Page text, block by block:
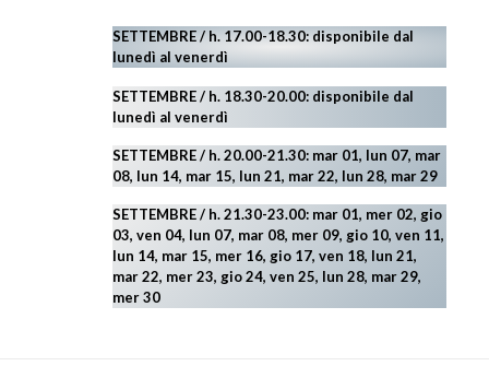
SETTEMBRE / h. 17.00-18.30: disponibile dal
lunedì al venerdì
SETTEMBRE / h. 18.30-20.00: disponibile dal
lunedì al venerdì
SETTEMBRE / h. 20.00-21.30: mar 01, lun 07, mar
08, lun 14, mar 15, lun 21, mar 22, lun 28, mar 29
SETTEMBRE / h. 21.30-23.00: mar 01, mer 02, gio
03, ven 04, lun 07, mar 08, mer 09, gio 10, ven 11,
lun 14, mar 15, mer 16, gio 17, ven 18, lun 21,
mar 22, mer 23, gio 24, ven 25, lun 28, mar 29,
mer 30